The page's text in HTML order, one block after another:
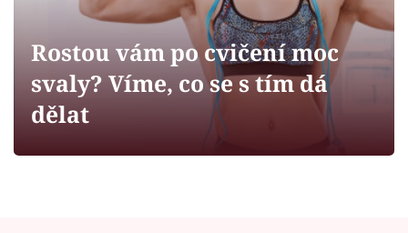
Sledujte prima+
Filmový festival Karlovy Vary
Rostou vám po cvičení moc
svaly? Víme, co se s tím dá
dělat